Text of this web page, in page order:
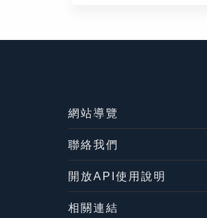
網站導覽
聯絡我們
開放API使用說明
相關連結